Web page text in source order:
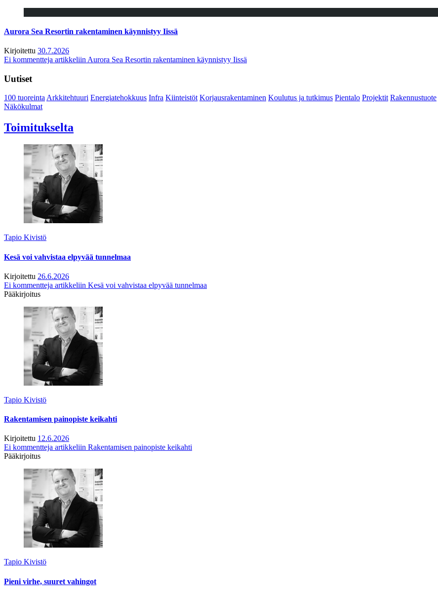
Aurora Sea Resortin rakentaminen käynnistyy Iissä
Kirjoitettu 30.7.2026
Ei kommentteja artikkeliin Aurora Sea Resortin rakentaminen käynnistyy Iissä
Uutiset
100 tuoreintaArkkitehtuuri Energiatehokkuus Infra Kiinteistöt Korjausrakentaminen Koulutus ja tutkimus Pientalo Projektit Rakennustuote
Näkökulmat
Toimitukselta
Tapio Kivistö
Kesä voi vahvistaa elpyvää tunnelmaa
Kirjoitettu 26.6.2026
Ei kommentteja artikkeliin Kesä voi vahvistaa elpyvää tunnelmaa
Pääkirjoitus
Tapio Kivistö
Rakentamisen painopiste keikahti
Kirjoitettu 12.6.2026
Ei kommentteja artikkeliin Rakentamisen painopiste keikahti
Pääkirjoitus
Tapio Kivistö
Pieni virhe, suuret vahingot